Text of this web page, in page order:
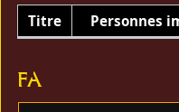
Titre Personnes
FA